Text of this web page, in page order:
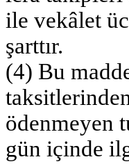
ile vekâlet
şarttır.
(4) Bu
ödenmeyen
gün içinde